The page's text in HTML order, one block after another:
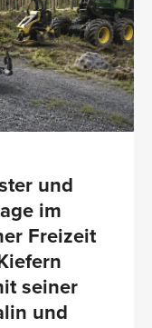
und
im
Freizeit
seiner
und